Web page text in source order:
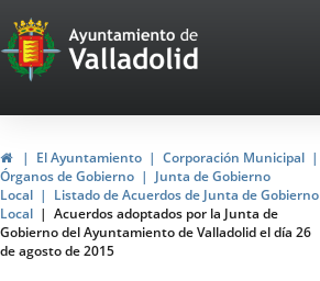
Portal
Web
del
Ayuntamiento
de
Valladolid
HomeEl Ayuntamiento
Corporación Municipal
Órganos de Gobierno
Junta de Gobierno
Local
Listado de Acuerdos de Junta de Gobierno
Local
Acuerdos adoptados por la Junta de
Gobierno del Ayuntamiento de Valladolid el día 26
de agosto de 2015